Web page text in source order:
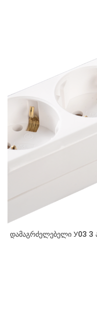
დამაგრძელებელი У03 3